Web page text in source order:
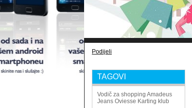
Podijeli
TAGOVI
Vodič za shopping Amadeus
Jeans Oviesse Karting klub